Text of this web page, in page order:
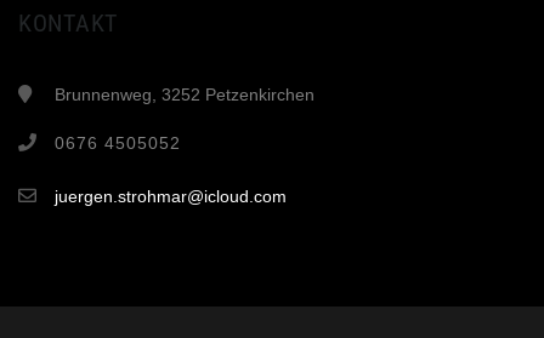
KONTAKT
Brunnenweg, 3252 Petzenkirchen
0676 4505052
juergen.strohmar@icloud.com